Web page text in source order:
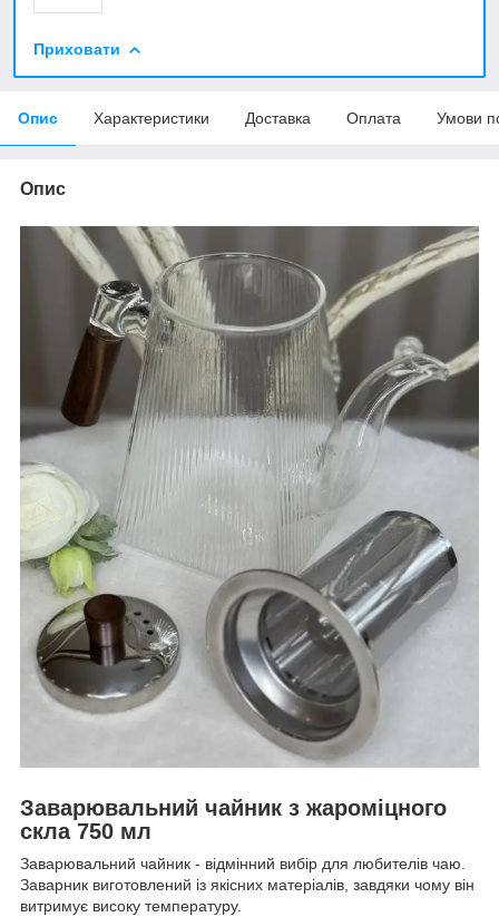
Приховати
Опис Характеристики Доставка Оплата Умови
Опис
Заварювальний чайник з жароміцного
скла 750 мл
Заварювальний чайник - відмінний вибір для любителів чаю.
Заварник виготовлений із якісних матеріалів, завдяки чому він
витримує високу температуру.